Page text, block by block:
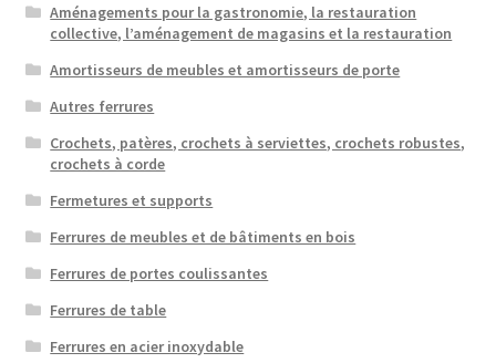
Aménagements pour la gastronomie, la restauration
collective, l’aménagement de magasins et la restauration
Amortisseurs de meubles et amortisseurs de porte
Autres ferrures
Crochets, patères, crochets à serviettes, crochets robustes,
crochets à corde
Fermetures et supports
Ferrures de meubles et de bâtiments en bois
Ferrures de portes coulissantes
Ferrures de table
Ferrures en acier inoxydable